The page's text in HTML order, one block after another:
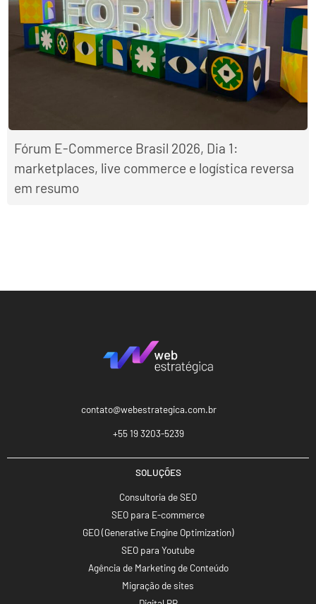
Fórum E-Commerce Brasil 2026, Dia 1:
marketplaces, live commerce e logística reversa
em resumo
contato@webestrategica.com.br
+55 19 3203-5239
SOLUÇÕES
Consultoria de SEO
SEO para E-commerce
GEO (Generative Engine Optimization)
SEO para Youtube
Agência de Marketing de Conteúdo
Migração de sites